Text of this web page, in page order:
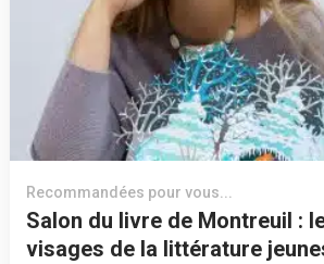
Recommandées pour vous...
Salon du livre de Montreuil :
visages de la littérature